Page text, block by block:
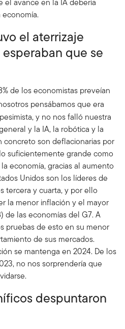
el avance en la IA debería
el aterrizaje
que se
de los economistas preveían
pensábamos que era
y no nos falló nuestra
y la IA, la robótica y la
son deflacionarias por
suficientemente grande como
economía, gracias al aumento
Unidos son los líderes de
tercera y cuarta, y por ello
la menor inflación y el mayor
de las economías del G7. A
pruebas de esto en su menor
de sus mercados.
se mantenga en 2024. De los
no nos sorprendería que
despuntaron